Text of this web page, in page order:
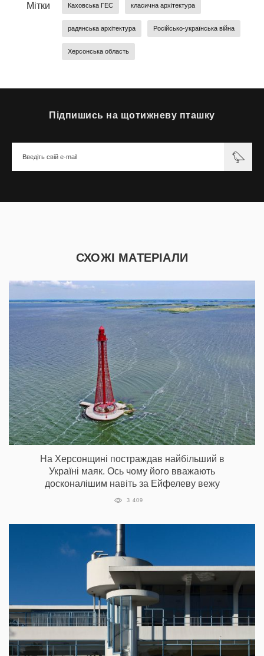
Мітки Каховська ГЕС класична архітектура
радянська архітектура Російсько-українська війна
Херсонська область
Підпишись на щотижневу пташку
СХОЖІ МАТЕРІАЛИ
На Херсонщині постраждав найбільший в
Україні маяк. Ось чому його вважають
досконалішим навіть за Ейфелеву вежу
3 409